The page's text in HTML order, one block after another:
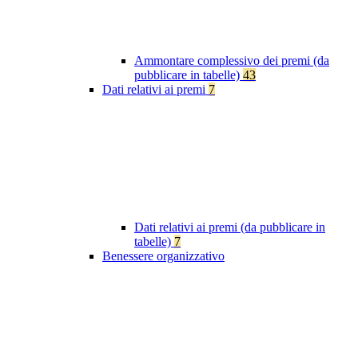
Ammontare complessivo dei premi (da
pubblicare in tabelle) 43
Dati relativi ai premi 7
Dati relativi ai premi (da pubblicare in
tabelle) 7
Benessere organizzativo